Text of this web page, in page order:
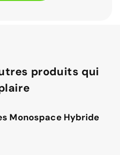
produits qui
Monospace Hybride